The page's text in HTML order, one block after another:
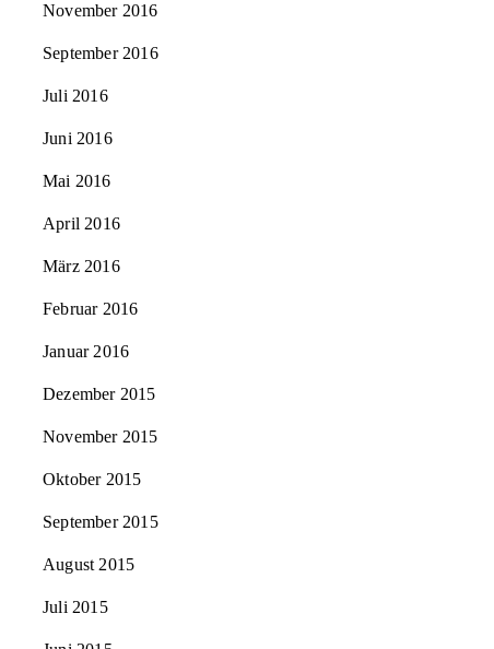
November 2016
September 2016
Juli 2016
Juni 2016
Mai 2016
April 2016
März 2016
Februar 2016
Januar 2016
Dezember 2015
November 2015
Oktober 2015
September 2015
August 2015
Juli 2015